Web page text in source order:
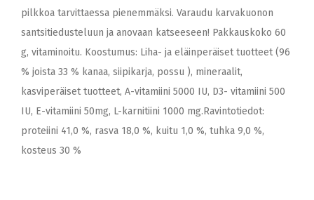
pilkkoa tarvittaessa pienemmäksi. Varaudu karvakuonon
santsitiedusteluun ja anovaan katseeseen! Pakkauskoko 60
g, vitaminoitu. Koostumus: Liha- ja eläinperäiset tuotteet (96
% joista 33 % kanaa, siipikarja, possu ), mineraalit,
kasviperäiset tuotteet, A-vitamiini 5000 IU, D3- vitamiini 500
IU, E-vitamiini 50mg, L-karnitiini 1000 mg.Ravintotiedot:
proteiini 41,0 %, rasva 18,0 %, kuitu 1,0 %, tuhka 9,0 %,
kosteus 30 %